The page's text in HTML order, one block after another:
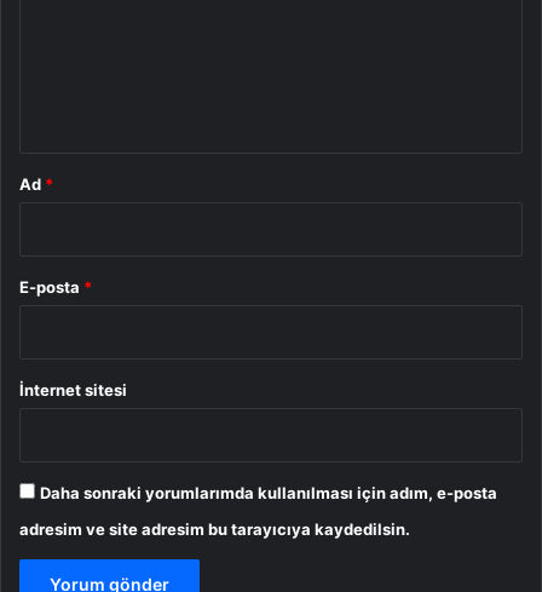
Ad *
E-posta *
İnternet sitesi
Daha sonraki yorumlarımda kullanılması için adım, e-posta
adresim ve site adresim bu tarayıcıya kaydedilsin.